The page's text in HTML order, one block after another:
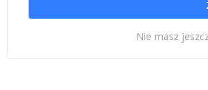
Nie masz